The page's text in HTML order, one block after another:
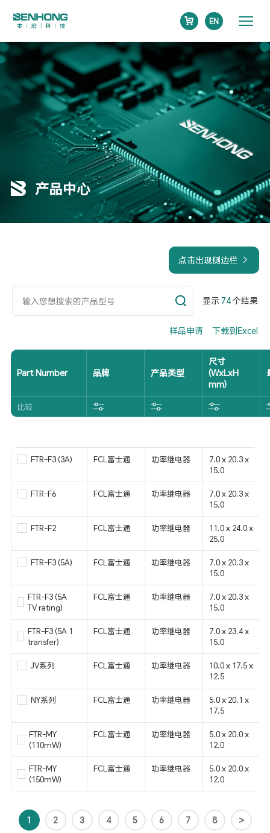
EN
产品中心
点击出现侧边栏
显示 74个结果
样品申请 下载到Excel
Part Number 品牌 产品类型
尺寸
(WxLxH
mm)
比较
FTR-F3 (3A) FCL富士通 功率继电器
7.0 x 20.3 x
15.0
FTR-F6 FCL富士通 功率继电器
7.0 x 20.3 x
15.0
FTR-F2 FCL富士通 功率继电器
11.0 x 24.0 x
25.0
FTR-F3 (5A) FCL富士通 功率继电器
7.0 x 20.3 x
15.0
FTR-F3 (5A
TV rating)
FCL富士通 功率继电器
7.0 x 20.3 x
15.0
FTR-F3 (5A 1
transfer)
FCL富士通 功率继电器
7.0 x 23.4 x
15.0
JV系列 FCL富士通 功率继电器
10.0 x 17.5 x
12.5
NY系列 FCL富士通 功率继电器
5.0 x 20.1 x
17.5
FTR-MY
(110mW)
FCL富士通 功率继电器
5.0 x 20.0 x
12.0
FTR-MY
(150mW)
FCL富士通 功率继电器
5.0 x 20.0 x
12.0
1 2 3 4 5 6 7 8 >